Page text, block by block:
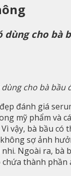
dùng cho bà
dùng cho bà bầu
đánh giá
mỹ phẩm và
vậy, bà bầu có
sợ ảnh
Ngoài ra, bà
chứa thành phần